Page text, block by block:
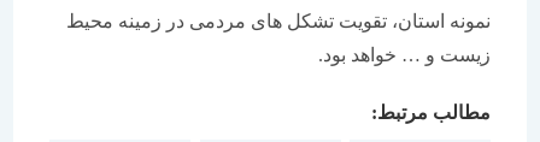
نمونه استان، تقویت تشکل های مردمی در زمینه محیط
زیست و … خواهد بود.
مطالب مرتبط: